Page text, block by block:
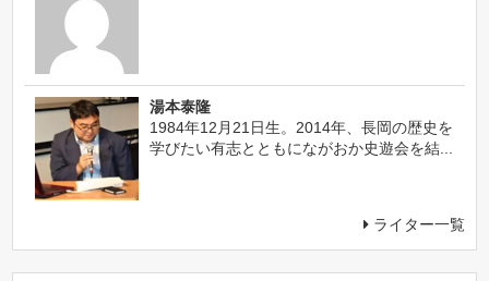
湯本泰隆
1984年12月21日生。2014年、長岡の歴史を
学びたい有志とともにながおか史遊会を結...
ライター一覧